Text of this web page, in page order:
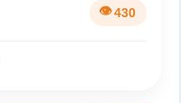
430